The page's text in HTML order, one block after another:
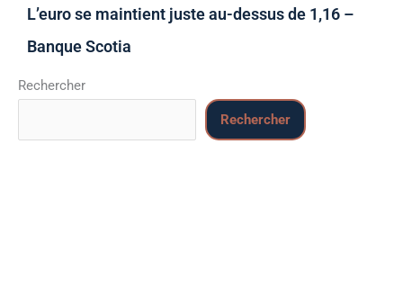
L’euro se maintient juste au-dessus de 1,16 –
Banque Scotia
Rechercher
Rechercher